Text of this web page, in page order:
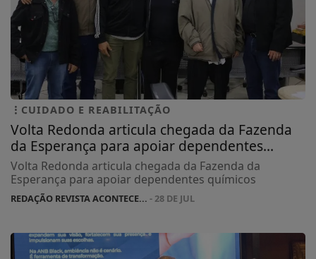
CUIDADO E REABILITAÇÃO
Volta Redonda articula chegada da Fazenda
da Esperança para apoiar dependentes...
Volta Redonda articula chegada da Fazenda da
Esperança para apoiar dependentes químicos
REDAÇÃO REVISTA ACONTECE... - 28 DE JUL